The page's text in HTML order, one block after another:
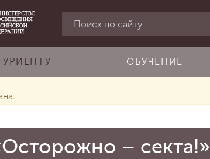
ОБУЧЕНИЕ
– секта!»